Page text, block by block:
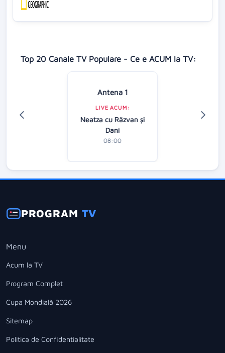
Top 20 Canale TV Populare - Ce e ACUM la TV:
Antena 1
LIVE ACUM:
Neatza cu Răzvan şi
Dani
08:00
PROGRAMTV
Menu
Acum la TV
Program Complet
Cupa Mondială 2026
Sitemap
Politica de Confidentialitate